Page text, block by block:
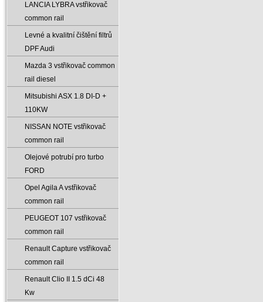
LANCIA LYBRA vstřikovač
common rail
Levné a kvalitní čištění filtrů
DPF Audi
Mazda 3 vstřikovač common
rail diesel
Mitsubishi ASX 1.8 DI-D +
110KW
NISSAN NOTE vstřikovač
common rail
Olejové potrubí pro turbo
FORD
Opel Agila A vstřikovač
common rail
PEUGEOT 107 vstřikovač
common rail
Renault Capture vstřikovač
common rail
Renault Clio II 1.5 dCi 48
Kw